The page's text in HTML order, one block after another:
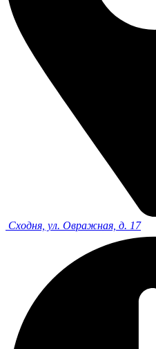
Сходня, ул. Овражная, д. 17